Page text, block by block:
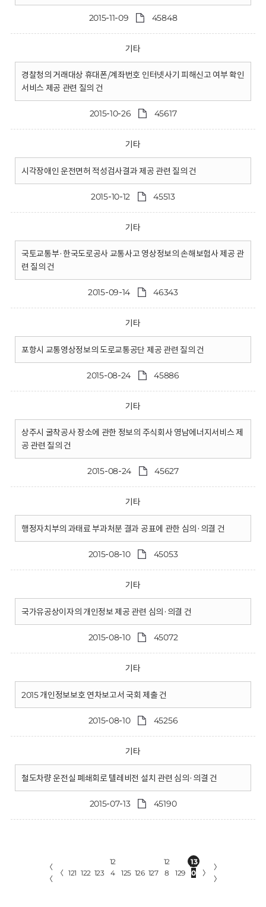
2015-11-09 45848
기타
경찰청의 거래대상 휴대폰/계좌번호 인터넷사기 피해신고 여부 확인
서비스 제공 관련 질의 건
2015-10-26 45617
기타
시각장애인 운전면허 적성검사결과 제공 관련 질의 건
2015-10-12 45513
기타
국토교통부·한국도로공사 교통사고 영상정보의 손해보험사 제공 관
련 질의 건
2015-09-14 46343
기타
포항시 교통영상정보의 도로교통공단 제공 관련 질의 건
2015-08-24 45886
기타
상주시 굴착공사 장소에 관한 정보의 주식회사 영남에너지서비스 제
공 관련 질의 건
2015-08-24 45627
기타
행정자치부의 과태료 부과처분 결과 공표에 관한 심의·의결 건
2015-08-10 45053
기타
국가유공상이자의 개인정보 제공 관련 심의·의결 건
2015-08-10 45072
기타
2015 개인정보보호 연차보고서 국회 제출 건
2015-08-10 45256
기타
철도차량 운전실 폐쇄회로 텔레비전 설치 관련 심의·의결 건
2015-07-13 45190
〈
〈
〈 121 122 123
12
4
125 126 127
12
8
129
13
0
〉
〉
〉